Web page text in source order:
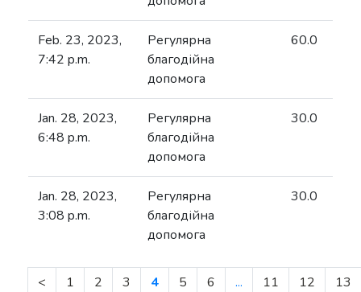
Feb. 23, 2023,
7:42 p.m.
Регулярна
благодійна
допомога
60.0
Jan. 28, 2023,
6:48 p.m.
Регулярна
благодійна
допомога
30.0
Jan. 28, 2023,
3:08 p.m.
Регулярна
благодійна
допомога
30.0
< 1 2 3 4 5 6 ... 11 12 13